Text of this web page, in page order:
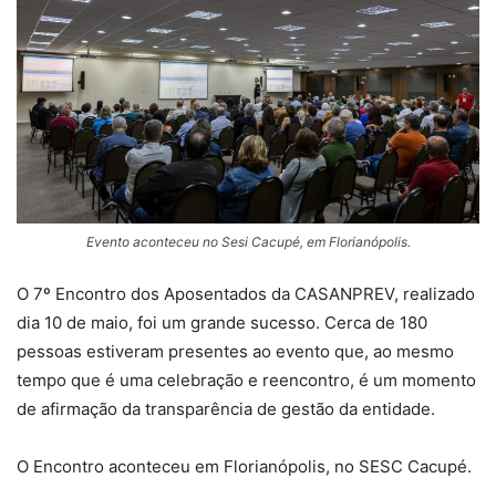
Evento aconteceu no Sesi Cacupé, em Florianópolis.
O 7º Encontro dos Aposentados da CASANPREV, realizado
dia 10 de maio, foi um grande sucesso. Cerca de 180
pessoas estiveram presentes ao evento que, ao mesmo
tempo que é uma celebração e reencontro, é um momento
de afirmação da transparência de gestão da entidade.
O Encontro aconteceu em Florianópolis, no SESC Cacupé.